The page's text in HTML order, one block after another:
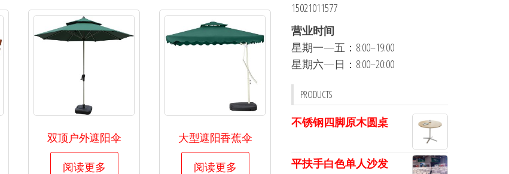
双顶户外遮阳伞
阅读更多
大型遮阳香蕉伞
阅读更多
15021011577
营业时间
星期一—五：8:00–19:00
星期六—日：8:00–20:00
PRODUCTS
不锈钢四脚原木圆桌
平扶手白色单人沙发